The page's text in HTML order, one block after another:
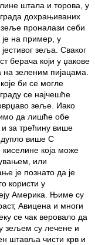
штала и торова, у
дохрањиваних
проналази себи
је на пример, у
зеља. Сваког
берача који у џакове
на зеленим пијацама.
би се могле
се најчешће
зеље. Иако
да лишће обе
за трећину више
дупло више С
која може
или
је познато да је
користи у
Америка. Њиме су
Авицена и многи
се чак веровало да
зељем су лечене и
штавља чисти крв и